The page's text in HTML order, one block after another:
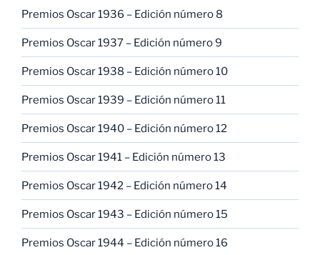
Premios Oscar 1936 – Edición número 8
Premios Oscar 1937 – Edición número 9
Premios Oscar 1938 – Edición número 10
Premios Oscar 1939 – Edición número 11
Premios Oscar 1940 – Edición número 12
Premios Oscar 1941 – Edición número 13
Premios Oscar 1942 – Edición número 14
Premios Oscar 1943 – Edición número 15
Premios Oscar 1944 – Edición número 16